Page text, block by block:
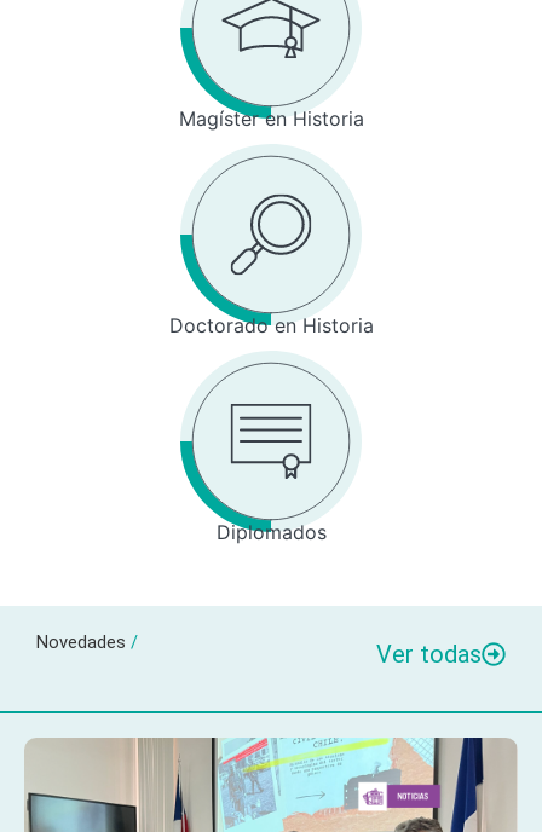
Magíster en Historia
Doctorado en Historia
Diplomados
Novedades / Ver todas